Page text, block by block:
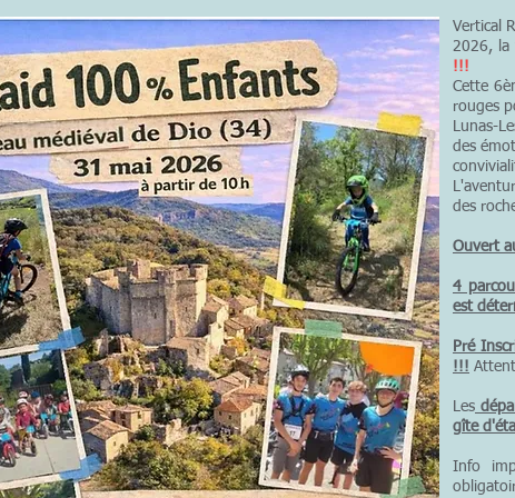
Vertical
2026, la
!!!
Cette
rouges
Lunas-
des
des
Ouvert
4
est
Pré
!!!
Les
gîte
Info